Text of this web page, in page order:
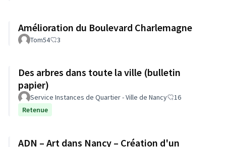
Amélioration du Boulevard Charlemagne
Tom54 3
Des arbres dans toute la ville (bulletin
papier)
Service Instances de Quartier - Ville de Nancy
16
Retenue
ADN – Art dans Nancy – Création d'un